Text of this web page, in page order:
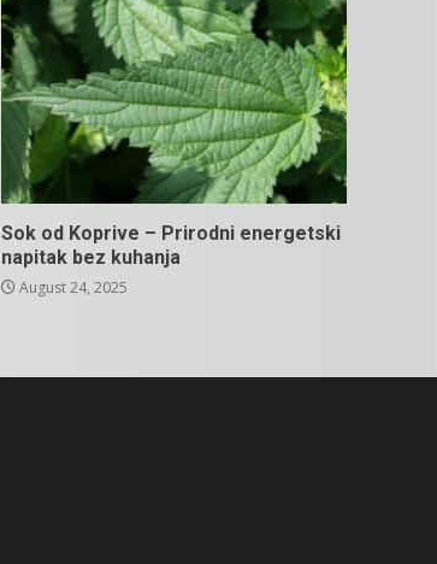
Sok od Koprive – Prirodni energetski
napitak bez kuhanja
August 24, 2025